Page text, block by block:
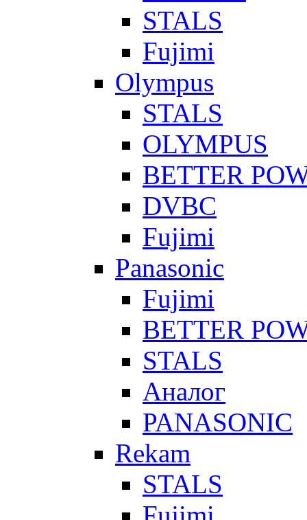
STALS
Fujimi
Olympus
STALS
OLYMPUS
BETTER
DVBC
Fujimi
Panasonic
Fujimi
BETTER
STALS
Аналог
PANASONIC
Rekam
STALS